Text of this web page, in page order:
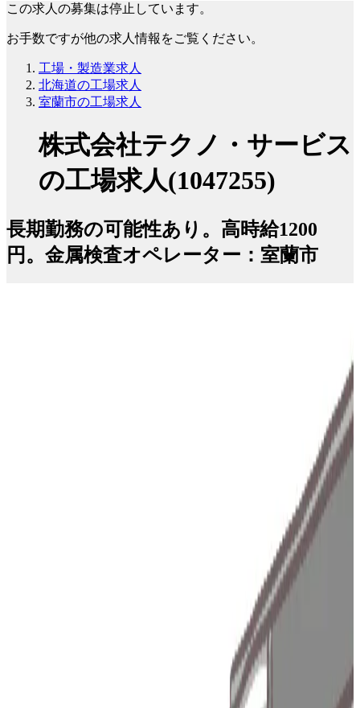
この求人の募集は停止しています。
お手数ですが他の求人情報をご覧ください。
工場・製造業求人
北海道の工場求人
室蘭市の工場求人
株式会社テクノ・サービス
の工場求人(1047255)
長期勤務の可能性あり。高時給1200
円。金属検査オペレーター：室蘭市